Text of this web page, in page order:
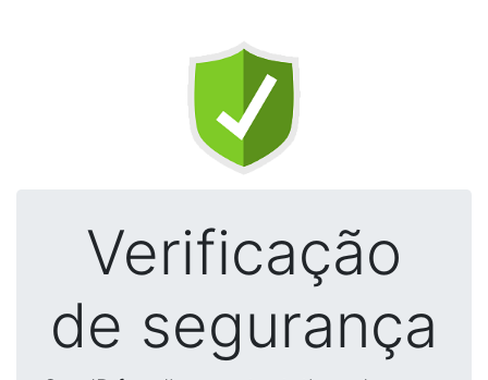
Verificação
de segurança